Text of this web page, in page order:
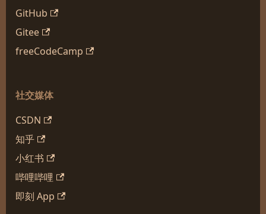
GitHub
Gitee
freeCodeCamp
社交媒体
CSDN
知乎
小红书
哔哩哔哩
即刻 App